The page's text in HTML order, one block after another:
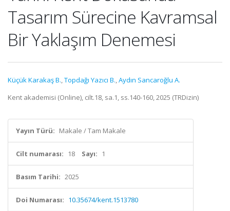
Tasarım Sürecine Kavramsal
Bir Yaklaşım Denemesi
Küçük Karakaş B.,Topdağı Yazıcı B.,Aydın Sancaroğlu A.
Kent akademisi (Online), cilt.18, sa.1, ss.140-160, 2025 (TRDizin)
Yayın Türü: Makale / Tam Makale
Cilt numarası: 18 Sayı: 1
Basım Tarihi: 2025
Doi Numarası: 10.35674/kent.1513780